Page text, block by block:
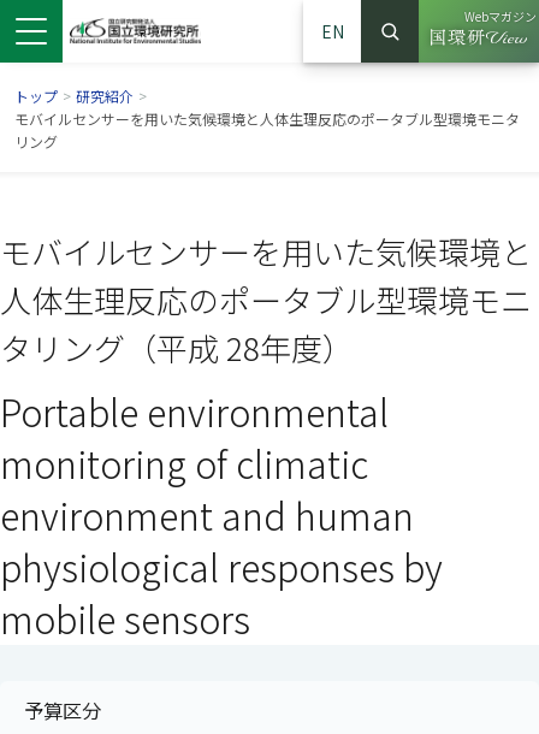
ドウで開きます）
ンドウで開きます）
ウインドウで開きます）
EN
サイト内検索
検索
Webマガジン
（別ウイ
トップ > 研究紹介 >
モバイルセンサーを用いた気候環境と人体生理反応のポータブル型環境モニタ
リング
モバイルセンサーを用いた気候環境と
人体生理反応のポータブル型環境モニ
タリング（平成 28年度）
Portable environmental
monitoring of climatic
environment and human
physiological responses by
mobile sensors
予算区分